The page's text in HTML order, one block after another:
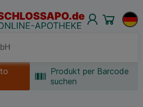
Produkt per Barcode
suchen